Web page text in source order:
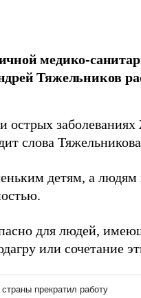
медико-
Тяжельников
острых
слова Тяжельникова
детям, а
для людей,
или сочетание